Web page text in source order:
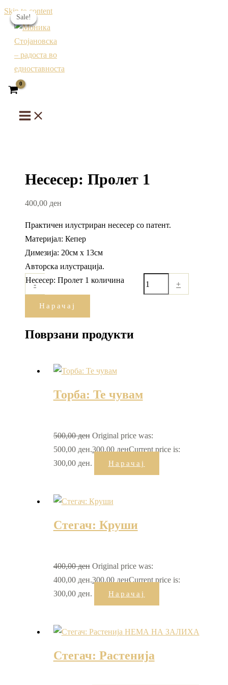
Skip to content
Несесер: Пролет 1
400,00 ден
Практичен илустриран несесер со патент.
Материјал: Кепер
Димезија: 20см х 13см
Авторска илустрација.
-
Несесер: Пролет 1 количина +
Нарачај
Поврзани продукти
Sale!
Sale!
Торба: Te чувам
500,00ден Original price was:
500,00 ден.300,00 денCurrent price is:
300,00 ден.
Нарачај
Sale!
Sale!
Стегач: Круши
400,00ден Original price was:
400,00 ден.300,00 денCurrent price is:
300,00 ден.
Нарачај
НЕМА НА ЗАЛИХА
Стегач: Растенија